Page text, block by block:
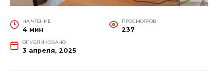
НА ЧТЕНИЕ
4 мин
ПРОСМОТРОВ
237
ОПУБЛИКОВАНО
3 апреля, 2025